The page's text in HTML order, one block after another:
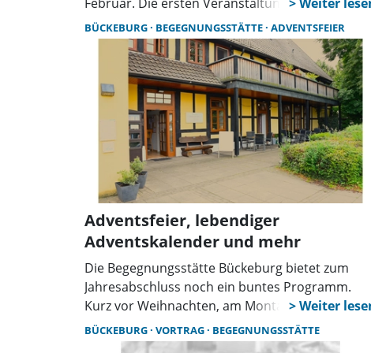
gelaufen, weiter geht es mit der traditionellen
Karnevalsfeier am Veilchendienstag, dem 17.
Februar, beginnt um 10 Uhr mit einem Frühstück
und Musik von Henk Vrugteveel. Verkleidungen
sind willkommen, eine Anmeldung ist
erforderlich.
BÜCKEBURG BEGEGNUNGSSTÄTTE ADVENTSFEIER
Adventsfeier, lebendiger
Adventskalender und mehr
Die Begegnungsstätte Bückeburg bietet zum
Jahresabschluss noch ein buntes Programm.
Kurz vor Weihnachten, am Montag, dem 22.
Dezember, ab 14.30 Uhr, lädt die
Begegnungsstätte zum gemeinsamen Singen
BÜCKEBURG VORTRAG BEGEGNUNGSSTÄTTE